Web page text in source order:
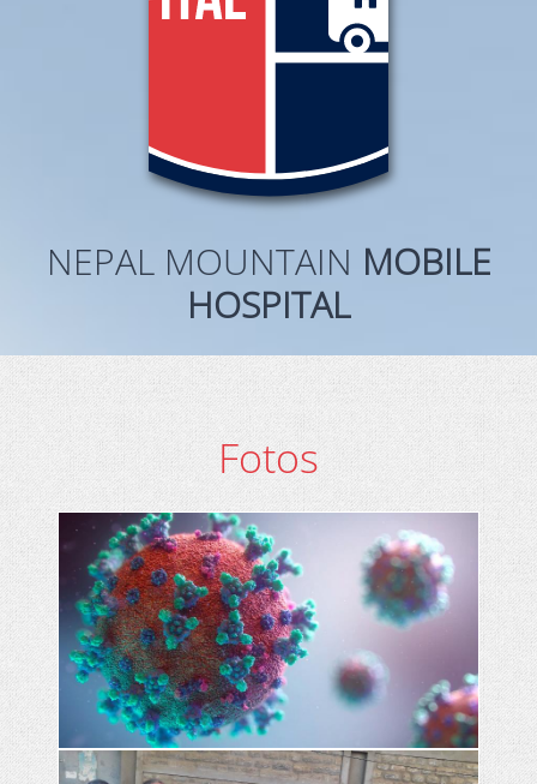
NEPAL MOUNTAIN MOBILE
HOSPITAL
Fotos